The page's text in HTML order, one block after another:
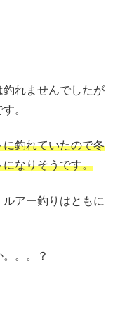
れませんでしたが
。
釣れていたので冬
なりそうです。
アー釣りはともに
。。？